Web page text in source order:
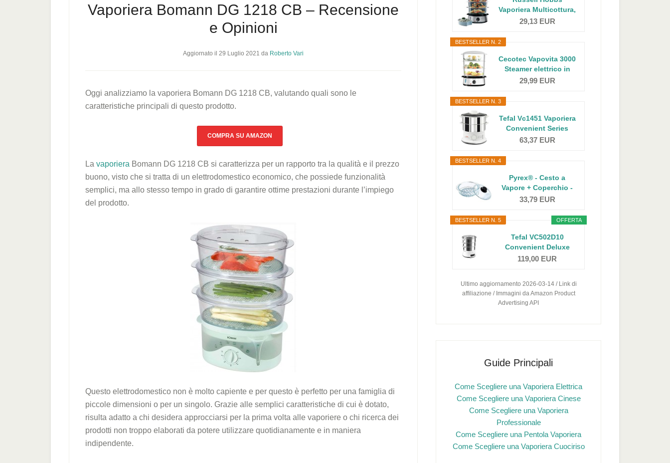
Vaporiera Bomann DG 1218 CB – Recensione
e Opinioni
Aggiornato il 29 Luglio 2021 da Roberto Vari
Oggi analizziamo la vaporiera Bomann DG 1218 CB, valutando quali sono le
caratteristiche principali di questo prodotto.
COMPRA SU AMAZON
La vaporiera Bomann DG 1218 CB si caratterizza per un rapporto tra la qualità e il prezzo
buono, visto che si tratta di un elettrodomestico economico, che possiede funzionalità
semplici, ma allo stesso tempo in grado di garantire ottime prestazioni durante l’impiego
del prodotto.
Questo elettrodomestico non è molto capiente e per questo è perfetto per una famiglia di
piccole dimensioni o per un singolo. Grazie alle semplici caratteristiche di cui è dotato,
risulta adatto a chi desidera approcciarsi per la prima volta alle vaporiere o chi ricerca dei
prodotti non troppo elaborati da potere utilizzare quotidianamente e in maniera
indipendente.
Vaporiera Multicottura,
9 L...
29,13 EUR
BESTSELLER N. 2
Cecotec Vapovita 3000
Steamer elettrico in
acciaio...
29,99 EUR
BESTSELLER N. 3
Tefal Vc1451 Vaporiera
Convenient Series
Inox...
63,37 EUR
BESTSELLER N. 4
Pyrex® - Cesto a
Vapore + Coperchio -
Cucina a...
33,79 EUR
OFFERTA
BESTSELLER N. 5
Tefal VC502D10
Convenient Deluxe
Vaporiera...
119,00 EUR
Ultimo aggiornamento 2026-03-14 / Link di
affiliazione / Immagini da Amazon Product
Advertising API
Guide Principali
Come Scegliere una Vaporiera Elettrica
Come Scegliere una Vaporiera Cinese
Come Scegliere una Vaporiera
Professionale
Come Scegliere una Pentola Vaporiera
Come Scegliere una Vaporiera Cuociriso